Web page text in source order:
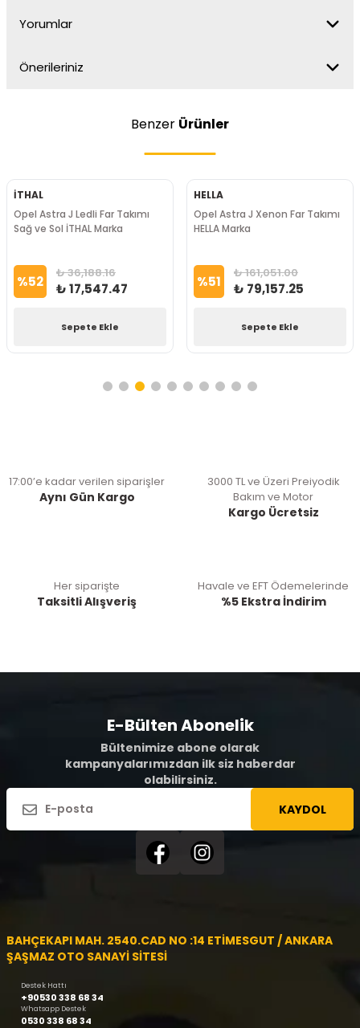
Yorumlar
Önerileriniz
Benzer Ürünler
İTHAL
Opel Astra J Ledli Far Takımı
Sağ ve Sol İTHAL Marka
%52 ₺ 36,188.16
₺ 17,547.47
Sepete Ekle
HELLA
Opel Astra J Xenon Far Takımı
HELLA Marka
%51 ₺ 161,051.00
₺ 79,157.25
Sepete Ekle
17:00’e kadar verilen siparişler
Aynı Gün Kargo
3000 TL ve Üzeri Preiyodik
Bakım ve Motor
Kargo Ücretsiz
Her siparişte
Taksitli Alışveriş
Havale ve EFT Ödemelerinde
%5 Ekstra İndirim
E-Bülten Abonelik
Bültenimize abone olarak
kampanyalarımızdan ilk siz haberdar
olabilirsiniz.
KAYDOL
BAHÇEKAPI MAH. 2540.CAD NO :14 ETİMESGUT / ANKARA
ŞAŞMAZ OTO SANAYİ SİTESİ
Destek Hattı
+90530 338 68 34
Whatsapp Destek
0530 338 68 34